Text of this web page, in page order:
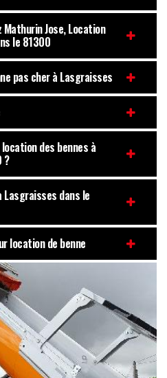
Jose, Location
le 81300
pas cher à Lasgraisses
des bennes à
?
Lasgraisses dans le
location de benne